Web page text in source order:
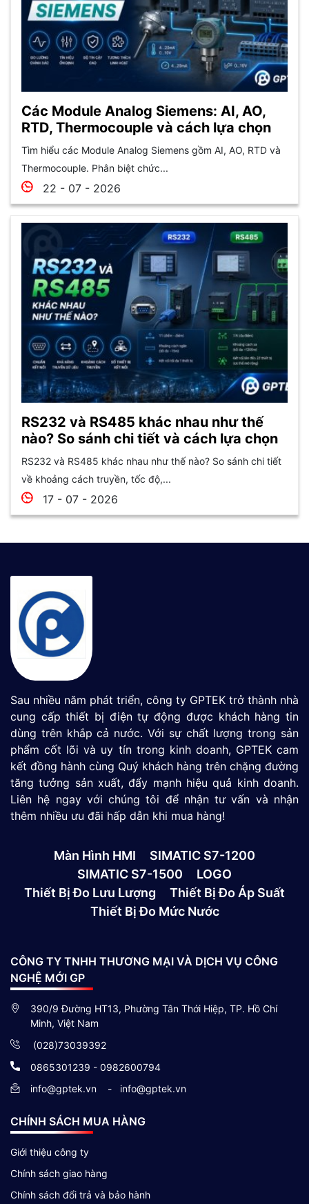
Các Module Analog Siemens: AI, AO,
RTD, Thermocouple và cách lựa chọn
Tìm hiểu các Module Analog Siemens gồm AI, AO, RTD và
Thermocouple. Phân biệt chức...
22 - 07 - 2026
RS232 và RS485 khác nhau như thế
nào? So sánh chi tiết và cách lựa chọn
RS232 và RS485 khác nhau như thế nào? So sánh chi tiết
về khoảng cách truyền, tốc độ,...
17 - 07 - 2026
Sau nhiều năm phát triển, công ty GPTEK trở thành nhà
cung cấp thiết bị điện tự động được khách hàng tin
dùng trên khắp cả nước. Với sự chất lượng trong sản
phẩm cốt lõi và uy tín trong kinh doanh, GPTEK cam
kết đồng hành cùng Quý khách hàng trên chặng đường
tăng tưởng sản xuất, đẩy mạnh hiệu quả kinh doanh.
Liên hệ ngay với chúng tôi để nhận tư vấn và nhận
thêm nhiều ưu đãi hấp dẫn khi mua hàng!
Màn Hình HMI
SIMATIC S7-1200
SIMATIC S7-1500
LOGO
Thiết Bị Đo Lưu Lượng
Thiết Bị Đo Áp Suất
Thiết Bị Đo Mức Nước
CÔNG TY TNHH THƯƠNG MẠI VÀ DỊCH VỤ CÔNG
NGHỆ MỚI GP
390/9 Đường HT13, Phường Tân Thới Hiệp, TP. Hồ Chí
Minh, Việt Nam
(028)73039392
0865301239 - 0982600794
info@gptek.vn
- info@gptek.vn
CHÍNH SÁCH MUA HÀNG
Giới thiệu công ty
Chính sách giao hàng
Chính sách đổi trả và bảo hành